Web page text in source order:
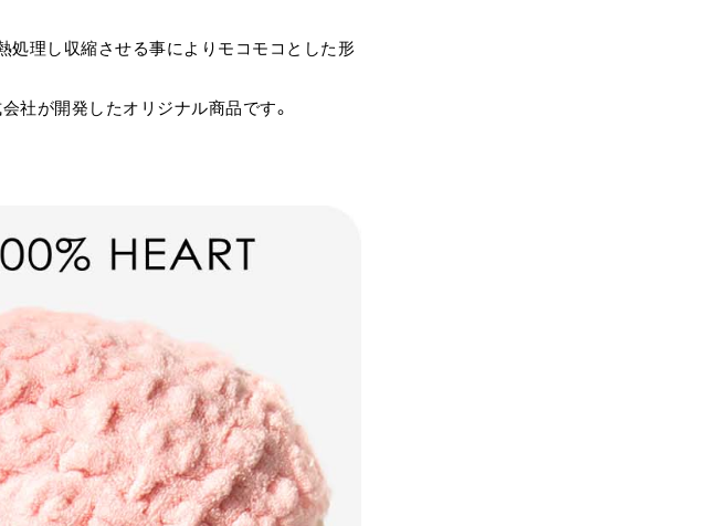
処理し収縮させる事によりモコモコとした形
社が開発したオリジナル商品です。